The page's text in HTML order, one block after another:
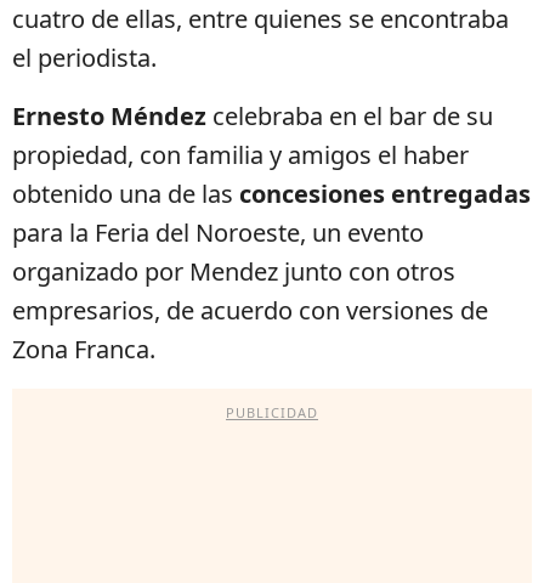
cuatro de ellas, entre quienes se encontraba
el periodista.
Ernesto Méndez celebraba en el bar de su
propiedad, con familia y amigos el haber
obtenido una de las concesiones entregadas
para la Feria del Noroeste, un evento
organizado por Mendez junto con otros
empresarios, de acuerdo con versiones de
Zona Franca.
PUBLICIDAD